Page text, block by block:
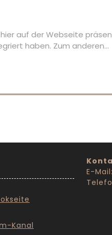
auf der Webseite
haben. Zum anderen…
Kanal
E-